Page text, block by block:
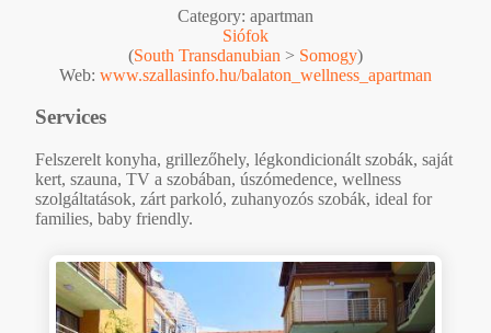
Category: apartman
Siófok
(South Transdanubian > Somogy)
Web: www.szallasinfo.hu/balaton_wellness_apartman
Services
Felszerelt konyha, grillezőhely, légkondicionált szobák, saját
kert, szauna, TV a szobában, úszómedence, wellness
szolgáltatások, zárt parkoló, zuhanyozós szobák, ideal for
families, baby friendly.